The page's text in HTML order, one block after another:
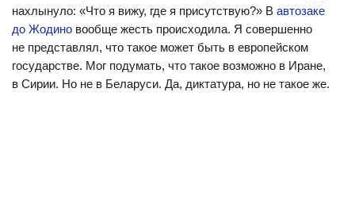
нахлынуло: «Что я вижу, где я присутствую?» В автозаке
до Жодино вообще жесть происходила. Я совершенно
не представлял, что такое может быть в европейском
государстве. Мог подумать, что такое возможно в Иране,
в Сирии. Но не в Беларуси. Да, диктатура, но не такое же.